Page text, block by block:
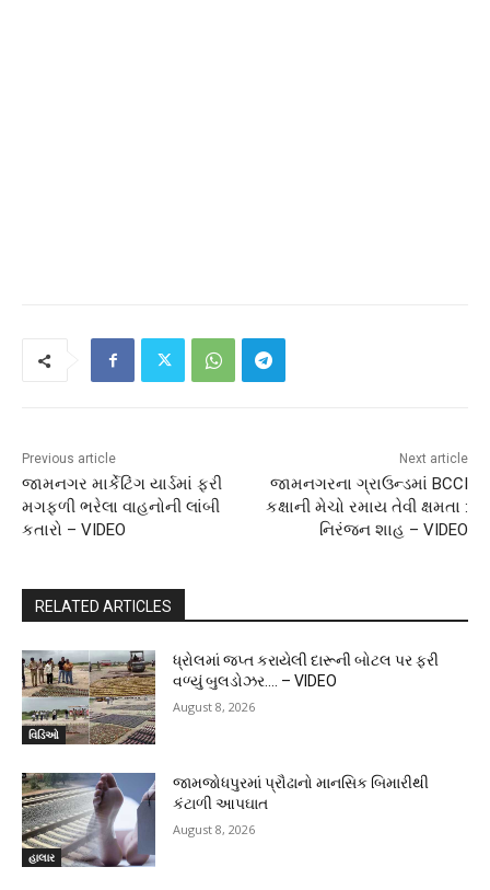
Previous article
જામનગર માર્કેટિંગ યાર્ડમાં ફરી
મગફળી ભરેલા વાહનોની લાંબી
કતારો – VIDEO
Next article
જામનગરના ગ્રાઉન્ડમાં BCCI
કક્ષાની મેચો રમાય તેવી ક્ષમતા :
નિરંજન શાહ – VIDEO
RELATED ARTICLES
વિડિઓ
ધ્રોલમાં જપ્ત કરાયેલી દારૂની બોટલ પર ફરી
વળ્યું બુલડોઝર…. – VIDEO
August 8, 2026
હાલાર
જામજોધપુરમાં પ્રૌઢાનો માનસિક બિમારીથી
કંટાળી આપઘાત
August 8, 2026